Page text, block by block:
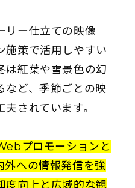
リー仕立ての映像
施策で活用しやすい
は紅葉や雪景色の幻
など、季節ごとの映
されています。
プロモーションと
外への情報発信を強
度向上と広域的な観